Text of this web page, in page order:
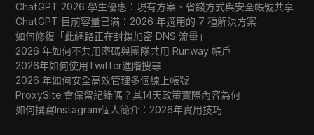
ChatGPT 2026 學生優惠：現有方案、省錢方式與安全帳號共享
ChatGPT 目前容量已滿：2026 年適用的 7 種解決方案
如何修復「此網路正在封鎖加密 DNS 流量」
2026 年如何不共用密碼與團隊共用 Runway 帳戶
2026年如何使用Twitter進階搜尋
2026 年如何安全高效管理多個線上帳號
ProxySite 會保留記錄嗎？其14天政策實際內容為何
如何撰寫Instagram個人簡介：2026年實用技巧